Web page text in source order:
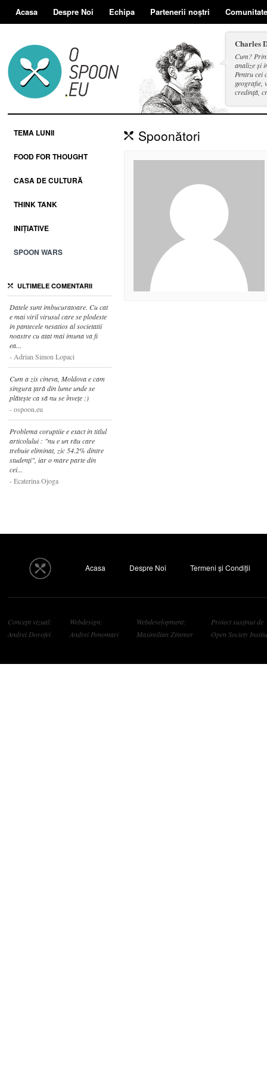
Acasa Despre Noi Echipa Partenerii noștri
Charles
Cum?
analize și
Pentru cei
geografie,
credință,
TEMA LUNII
FOOD FOR THOUGHT
CASA DE CULTURĂ
THINK TANK
INIȚIATIVE
SPOON WARS
ULTIMELE COMENTARII
Datele sunt imbucuratoare. Cu cat
e mai viril virusul care se plodeste
in pantecele nesatios al societatii
noastre cu atat mai imuna va fi
ea...
Adrian Simon Lopaci
Cum a zis cineva, Moldova e cam
singura țară din lume unde se
plătește ca să nu se învețe :)
ospoon.eu
Problema coruptiie e exact in titlul
articolului : "nu e un rău care
trebuie eliminat, zic 54.2% dintre
studenți", iar o mare parte din
cei...
Ecaterina Ojoga
Spoonători
Acasa Despre Noi Termeni și Condiții
Concept vizual:
Andrei Dorofei
Webdesign:
Andrei Ponomari
Webdevelopment:
Maximilian Zimmer
Proiect susținut de
Open Society